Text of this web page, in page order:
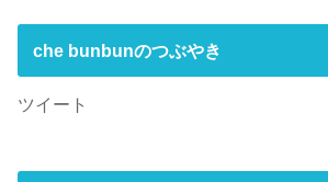
che bunbunのつぶやき
ツイート